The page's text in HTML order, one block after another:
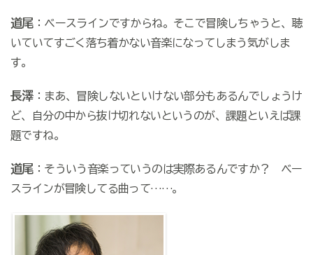
道尾：ベースラインですからね。そこで冒険しちゃうと、聴
いていてすごく落ち着かない音楽になってしまう気がしま
す。
長澤：まあ、冒険しないといけない部分もあるんでしょうけ
ど、自分の中から抜け切れないというのが、課題といえば課
題ですね。
道尾：そういう音楽っていうのは実際あるんですか？ ベー
スラインが冒険してる曲って……。